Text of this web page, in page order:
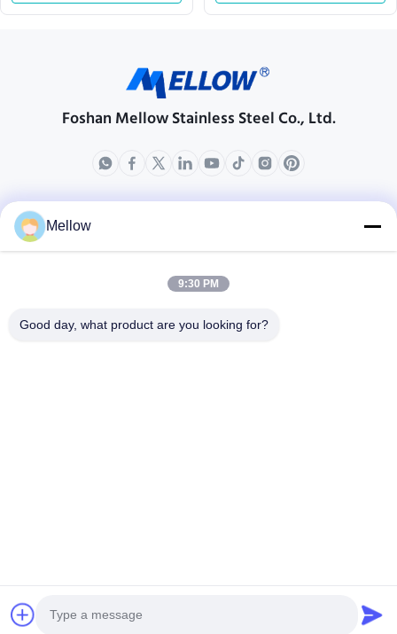
Foshan Mellow Stainless Steel Co., Ltd.
prodotti
Profilo aziendale
Giro della fabbrica
Casi
Norme sulla privacy Diritti d'autore © 2025-2026 Foshan Mellow Stainless
Steel Co., Ltd.. . Tutti i diritti riservati..
Mellow
9:30 PM
Good day, what product are you looking for?